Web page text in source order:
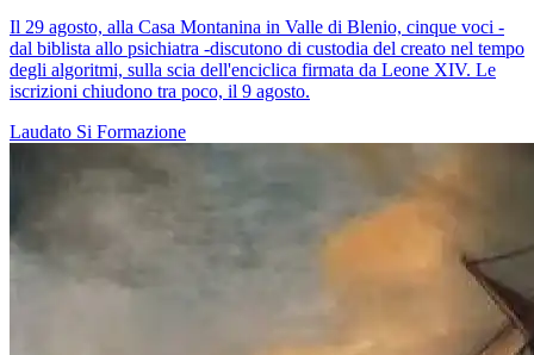
Il 29 agosto, alla Casa Montanina in Valle di Blenio, cinque voci -
dal biblista allo psichiatra -discutono di custodia del creato nel tempo
degli algoritmi, sulla scia dell'enciclica firmata da Leone XIV. Le
iscrizioni chiudono tra poco, il 9 agosto.
Laudato Si Formazione